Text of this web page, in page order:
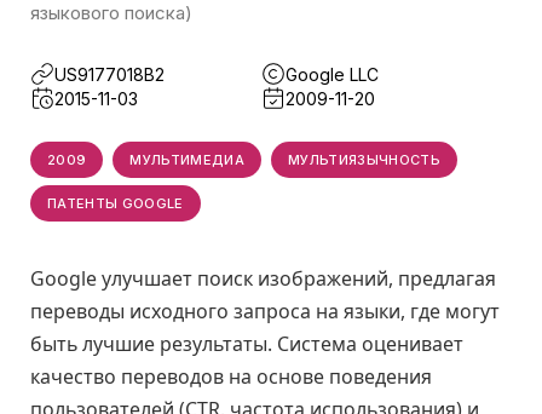
языкового поиска)
US9177018B2
Google LLC
2015-11-03
2009-11-20
2009 МУЛЬТИМЕДИА МУЛЬТИЯЗЫЧНОСТЬ
ПАТЕНТЫ GOOGLE
Google улучшает поиск изображений, предлагая
переводы исходного запроса на языки, где могут
быть лучшие результаты. Система оценивает
качество переводов на основе поведения